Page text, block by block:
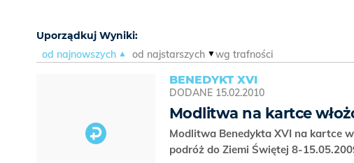
Uporządkuj Wyniki:
od najnowszych
od najstarszych wg trafności
BENEDYKT XVI
DODANE 15.02.2010
Modlitwa na kartce
Modlitwa Benedykta XVI na kartce
podróż do Ziemi Świętej 8-